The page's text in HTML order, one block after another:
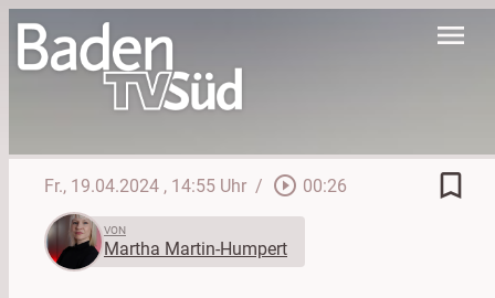
menu
Fr., 19.04.2024 , 14:55 Uhr / play_circle_outline 00:26 bookmark_border
VON
Martha Martin-Humpert